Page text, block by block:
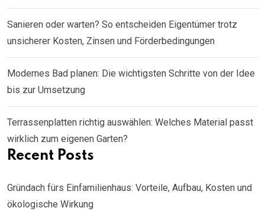
Sanieren oder warten? So entscheiden Eigentümer trotz
unsicherer Kosten, Zinsen und Förderbedingungen
Modernes Bad planen: Die wichtigsten Schritte von der Idee
bis zur Umsetzung
Terrassenplatten richtig auswählen: Welches Material passt
wirklich zum eigenen Garten?
Recent Posts
Gründach fürs Einfamilienhaus: Vorteile, Aufbau, Kosten und
ökologische Wirkung